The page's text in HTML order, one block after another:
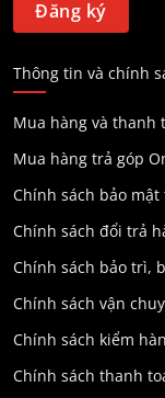
Thông tin và chính
Mua hàng và thanh
Mua hàng trả góp
Chính sách bảo
Chính sách đổi trả
Chính sách bảo trì,
Chính sách vận
Chính sách kiểm
Chính sách thanh